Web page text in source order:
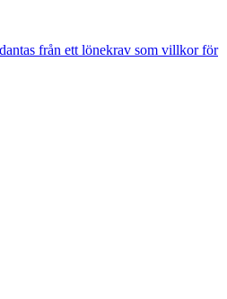
från ett lönekrav som villkor för